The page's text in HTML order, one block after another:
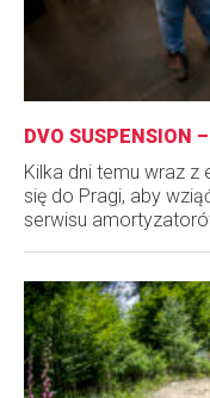
DVO SUSPENSION
Kilka dni temu wraz z
się do Pragi, aby
serwisu